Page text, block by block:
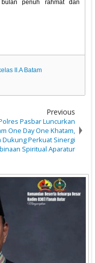
penuh rahmat dan
II.A Batam
Previous
Pasbar Luncurkan
One Day One Khatam,
Dukung Perkuat Sinergi
Spiritual Aparatur